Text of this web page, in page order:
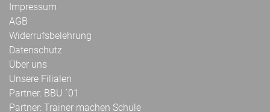
Impressum
AGB
Widerrufsbelehrung
Datenschutz
Über uns
Unsere Filialen
Partner: BBU ´01
Partner: Trainer machen Schule